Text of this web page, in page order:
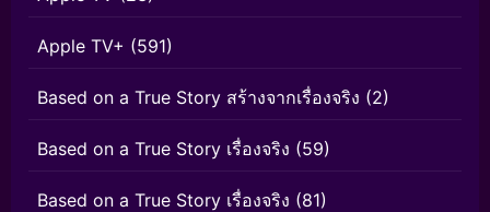
Apple TV+ (591)
Based on a True Story สร้างจากเรื่องจริง (2)
Based on a True Story เรื่องจริง (59)
Based on a True Story เรื่องจริง (81)